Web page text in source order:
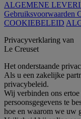
ALGEMENE
Gebruiksvoorwaarden
COOKIEBELEID
Privacyverklaring van
Le Creuset
Het onderstaande
Als u een zakelijke
privacybeleid.
Wij verbinden ons
persoonsgegevens te
hoe en waarom we uw